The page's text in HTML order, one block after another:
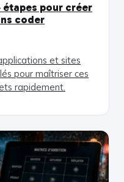
pour créer
coder
et sites
pour maîtriser ces
rapidement.